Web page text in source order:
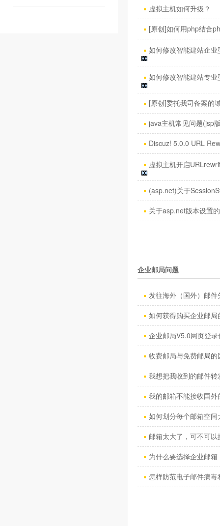
虚拟主机如何升级？
[原创]如何用php结合
如何修改智能建站企
如何修改智能建站专
[原创]委托我司备案的
java主机常见问题(jsp
Discuz! 5.0.0 URL
虚拟主机开启
(asp.net)关于
关于asp.net版本设置
企业邮局问题
发往海外（国外）邮
如何获得购买企业邮局
企业邮局V5.0网页登录
收费邮局与免费邮局的
我想把我收到的邮件
我的邮箱不能接收国
如何划分每个邮箱空间
邮箱太大了，可不可
为什么要选择企业邮箱
怎样防范电子邮件病毒